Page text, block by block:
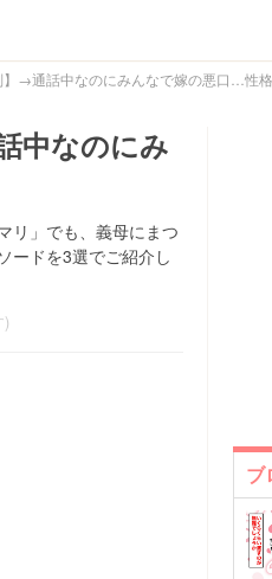
→通話中なのにみんなで嫁の悪口…性格
中なのにみ
リ」でも、義母にまつ
ードを3選でご紹介し
ブ